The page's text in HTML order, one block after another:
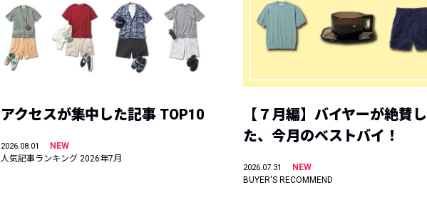
アクセスが集中した記事 TOP10
2026.08.01
NEW
人気記事ランキング 2026年7月
【７月編】バイヤーが絶賛し
た、今月のベストバイ！
2026.07.31
NEW
BUYER'S RECOMMEND